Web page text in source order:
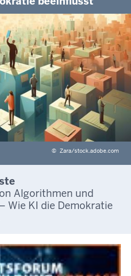
© Zara/stock.adobe.com
Algorithmen und
Wie KI die Demokratie